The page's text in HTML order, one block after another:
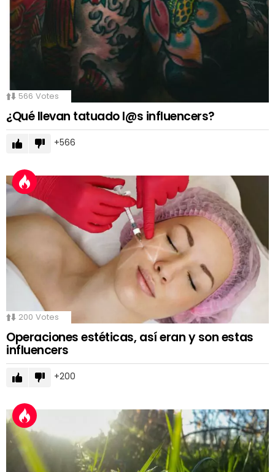
566 Votes
¿Qué llevan tatuado l@s influencers?
566
200 Votes
Operaciones estéticas, así eran y son estas
influencers
200